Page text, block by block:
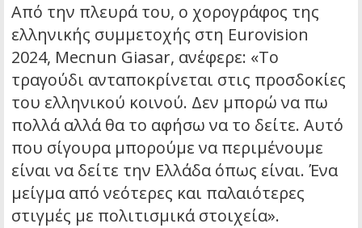
Από την πλευρά του, ο χορογράφος της
ελληνικής συμμετοχής στη Eurovision
2024, Mecnun Giasar, ανέφερε: «Το
τραγούδι ανταποκρίνεται στις προσδοκίες
του ελληνικού κοινού. Δεν μπορώ να πω
πολλά αλλά θα το αφήσω να το δείτε. Αυτό
που σίγουρα μπορούμε να περιμένουμε
είναι να δείτε την Ελλάδα όπως είναι. Ένα
μείγμα από νεότερες και παλαιότερες
στιγμές με πολιτισμικά στοιχεία».